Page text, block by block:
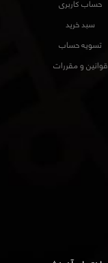
حساب کاربری
سبد خرید
تسویه حساب
قوانین و مقررات